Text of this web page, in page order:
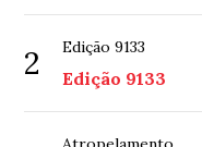
2 Edição 9133
Edição 9133